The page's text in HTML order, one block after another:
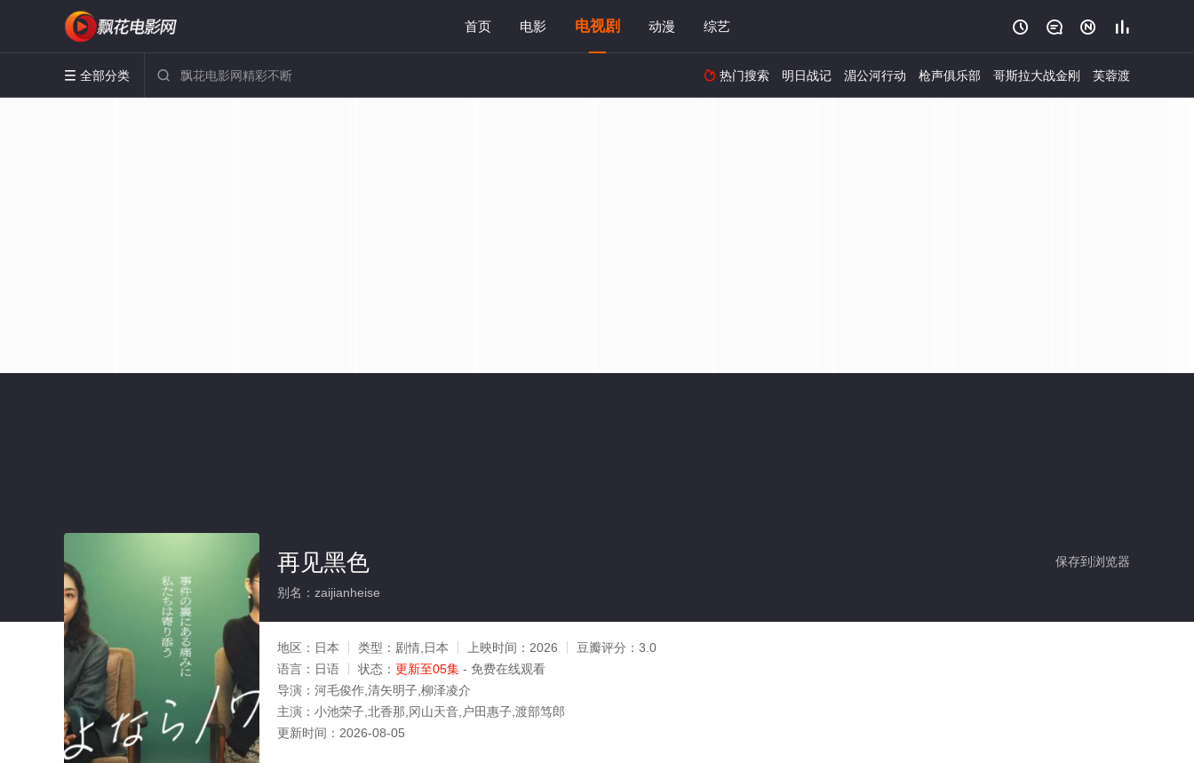
首页 电影 电视剧 动漫 综艺    
 全部分类   热门搜索 明日战记 湄公河行动 枪声俱乐部 哥斯拉大战金刚 芙蓉渡
保存到浏览器
再见黑色
别名：zaijianheise
地区： 日本 类型： 剧情,日本 上映时间： 2026 豆瓣评分： 3.0
语言： 日语 状态： 更新至05集 - 免费在线观看
导演： 河毛俊作,清矢明子,柳泽凌介
主演： 小池荣子,北香那,冈山天音,户田惠子,渡部笃郎
更新时间： 2026-08-05